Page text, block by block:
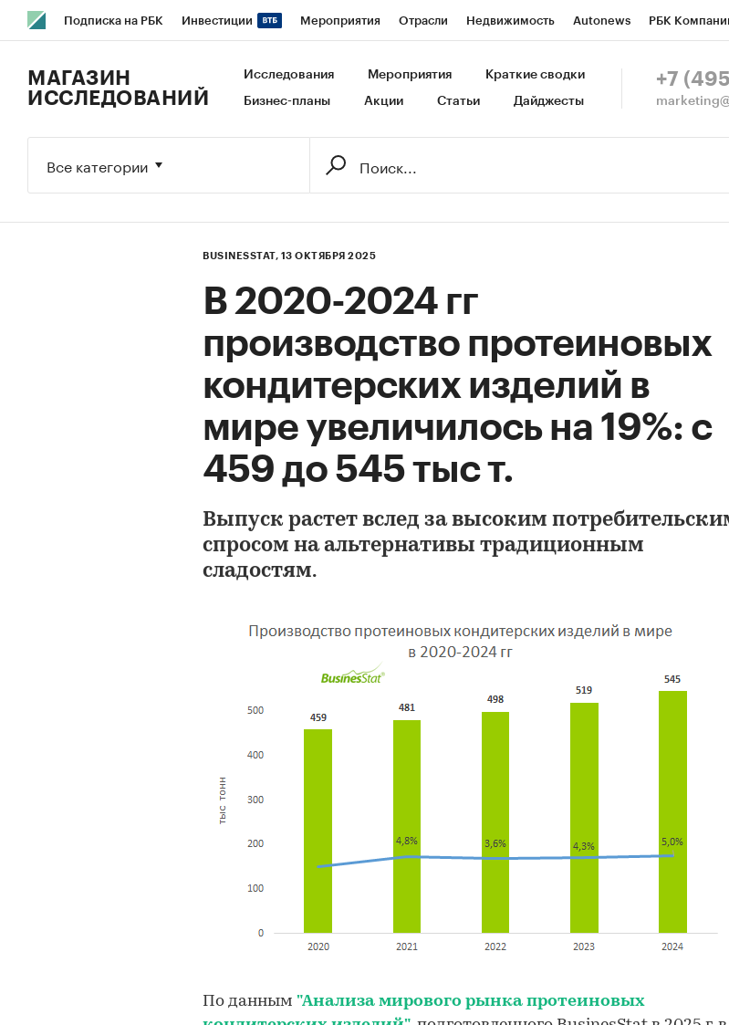
Подписка на РБК Инвестиции Мероприятия Отрасли Недвижимость Autonews РБК
Исследования Кредитные рейтинги Франшизы Газета Спецпроекты СПб Конференции СПб
МАГАЗИН
ИССЛЕДОВАНИЙ
Исследования Мероприятия Краткие сводки
Бизнес-планы Акции Статьи Дайджесты
+7
Все категории
BUSINESSTAT, 13 ОКТЯБРЯ 2025
В 2020-2024 гг
производство протеиновых
кондитерских изделий в
мире увеличилось на 19%: с
459 до 545 тыс т.
Выпуск растет вслед за высоким
спросом на альтернативы традиционным
сладостям.
По данным "Анализа мирового рынка протеиновых